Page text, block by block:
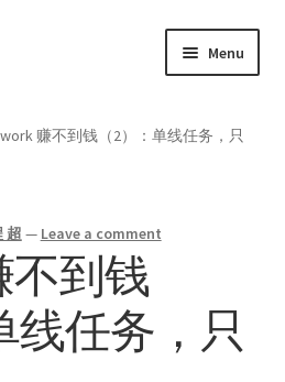
Menu
赚不到钱（2）：单线任务，只
超 — Leave a comment
不到钱
线任务，只